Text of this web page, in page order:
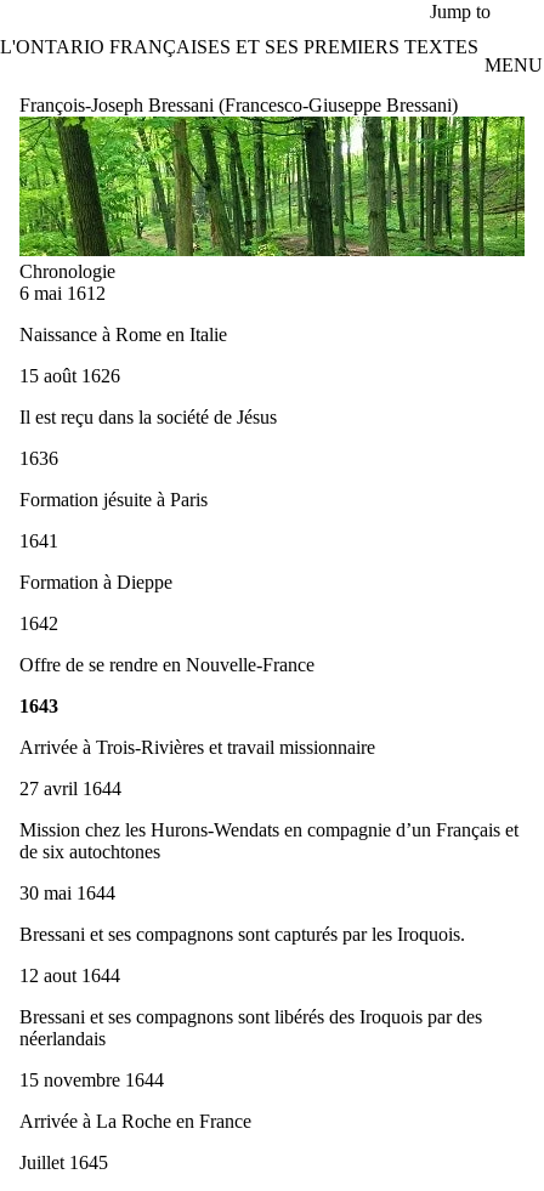
Aller au contenu principal
Jump to
L'ONTARIO FRANÇAISES ET SES PREMIERS TEXTES
MENU
François-Joseph Bressani (Francesco-Giuseppe Bressani)
Chronologie
6 mai 1612
Naissance à Rome en Italie
15 août 1626
Il est reçu dans la société de Jésus
1636
Formation jésuite à Paris
1641
Formation à Dieppe
1642
Offre de se rendre en Nouvelle-France
1643
Arrivée à Trois-Rivières et travail missionnaire
27 avril 1644
Mission chez les Hurons-Wendats en compagnie d’un Français et
de six autochtones
30 mai 1644
Bressani et ses compagnons sont capturés par les Iroquois.
12 aout 1644
Bressani et ses compagnons sont libérés des Iroquois par des
néerlandais
15 novembre 1644
Arrivée à La Roche en France
Juillet 1645